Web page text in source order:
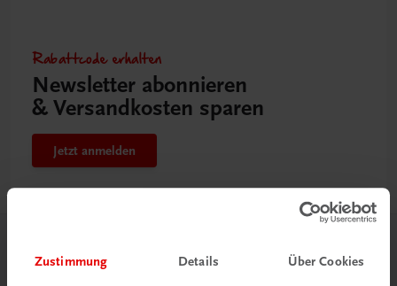
Zustimmung Details Über Cookies
Rabattcode erhalten
Newsletter abonnieren
& Versandkosten sparen
Jetzt anmelden
Herzlich willkommen bei TRAUNER!